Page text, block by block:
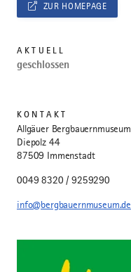
ZUR HOMEPAGE
AKTUELL
geschlossen
KONTAKT
Allgäuer Bergbauernmuseum
Diepolz 44
87509 Immenstadt
0049 8320 / 9259290
info@bergbauernmuseum.de